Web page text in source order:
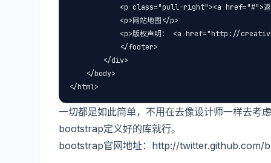
<p class="pull-right"><a href="#">返
            <p>网站地图</p>
<p>版权声明： <a href="http://
            </footer>
        </div>
    </body>
</html>
一切都是如此简单，不用在去像设计师一样去考
bootstrap定义好的库就行。
bootstrap官网地址：http://twitter.github.com/